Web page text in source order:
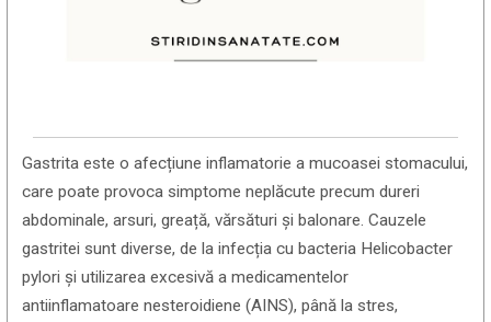
Gastrita este o afecțiune inflamatorie a mucoasei stomacului,
care poate provoca simptome neplăcute precum dureri
abdominale, arsuri, greață, vărsături și balonare. Cauzele
gastritei sunt diverse, de la infecția cu bacteria Helicobacter
pylori și utilizarea excesivă a medicamentelor
antiinflamatoare nesteroidiene (AINS), până la stres,